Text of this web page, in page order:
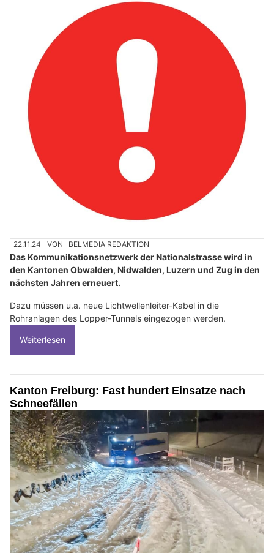
22.11.24 VON BELMEDIA REDAKTION
Das Kommunikationsnetzwerk der Nationalstrasse wird in
den Kantonen Obwalden, Nidwalden, Luzern und Zug in den
nächsten Jahren erneuert.
Dazu müssen u.a. neue Lichtwellenleiter-Kabel in die
Rohranlagen des Lopper-Tunnels eingezogen werden.
Weiterlesen
Kanton Freiburg: Fast hundert Einsatze nach
Schneefällen